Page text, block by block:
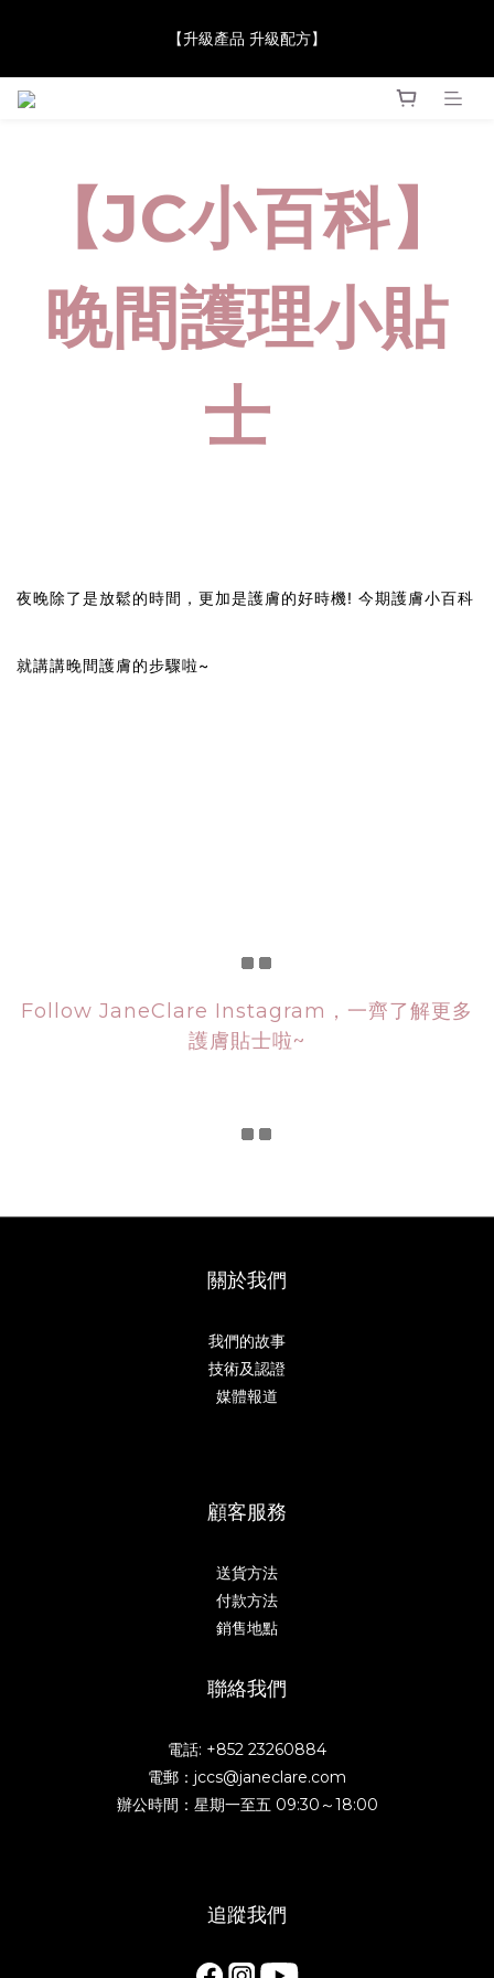
Award 勇奪金獎】
【升級產品 升級配方】
【JaneClare 康膚薈在iida Award Milan 2024 Professional
【JC小百科】
晚間護理小貼
士
夜晚除了是放鬆的時間，更加是護膚的好時機! 今期護膚小百科
就講講晚間護膚的步驟啦~
Follow JaneClare Instagram，一齊了解更多
護膚貼士啦~
關於我們
我們的故事
技術及認證
媒體報道
顧客服務
送貨方法
付款方法
銷售地點
聯絡我們
電話: +852 23260884
電郵：jccs@janeclare.com
辦公時間：星期一至五 09:30～18:00
追蹤我們